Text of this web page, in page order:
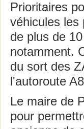
Prioritaires
véhicules les
de plus de
notamment.
du sort des
l'autoroute
Le maire de
pour